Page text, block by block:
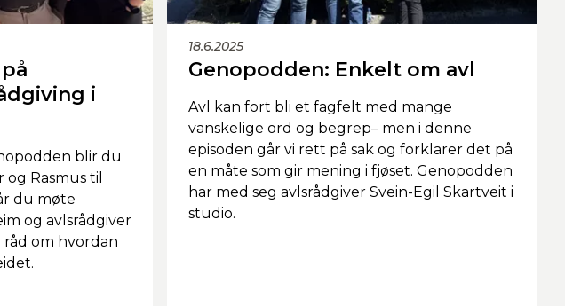
i
blir du
Rasmus til
du møte
og avlsrådgiver
råd om hvordan
18.6.2025
Genopodden: Enkelt om avl
Avl kan fort bli et fagfelt med mange
vanskelige ord og begrep– men i denne
episoden går vi rett på sak og forklarer det på
en måte som gir mening i fjøset. Genopodden
har med seg avlsrådgiver Svein-Egil Skartveit i
studio.